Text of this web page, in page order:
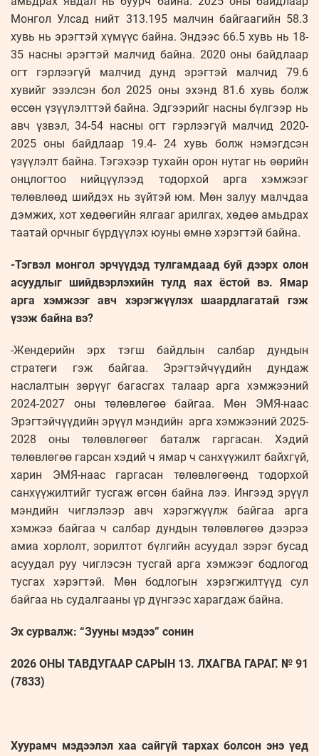
Монгол Улсад нийт 313.195 малчин байгаагийн 58.3
хувь нь эрэгтэй хүмүүс байна. Эндээс 66.5 хувь нь 18-
35 насны эрэгтэй малчид байна. 2020 оны байдлаар
огт гэрлээгүй малчид дунд эрэгтэй малчид 79.6
хувийг эзэлсэн бол 2025 оны эхэнд 81.6 хувь болж
өссөн үзүүлэлттэй байна. Эдгээрийг насны бүлгээр нь
авч үзвэл, 34-54 насны огт гэрлээгүй малчид 2020-
2025 оны байдлаар 19.4- 24 хувь болж нэмэгдсэн
үзүүлэлт байна. Тэгэхээр тухайн орон нутаг нь өөрийн
онцлогтоо нийцүүлээд тодорхой арга хэмжээг
төлөвлөөд шийдэх нь зүйтэй юм. Мөн залуу малчдаа
дэмжих, хот хөдөөгийн ялгааг арилгах, хөдөө амьдрах
таатай орчныг бүрдүүлэх юуны өмнө хэрэгтэй байна.
-Тэгвэл монгол эрчүүдэд тулгамдаад буй дээрх олон
асуудлыг шийдвэрлэхийн тулд яах ёстой вэ. Ямар
арга хэмжээг авч хэрэгжүүлэх шаардлагатай гэж
үзэж байна вэ?
-Жендерийн эрх тэгш байдлын салбар дундын
стратеги гэж байгаа. Эрэгтэйчүүдийн дундаж
наслалтын зөрүүг багасгах талаар арга хэмжээний
2024-2027 оны төлөвлөгөө байгаа. Мөн ЭМЯ-наас
Эрэгтэйчүүдийн эрүүл мэндийн арга хэмжээний 2025-
2028 оны төлөвлөгөөг баталж гаргасан. Хэдий
төлөвлөгөө гарсан хэдий ч ямар ч санхүүжилт байхгүй,
харин ЭМЯ-наас гаргасан төлөвлөгөөнд тодорхой
санхүүжилтийг тусгаж өгсөн байна лээ. Ингээд эрүүл
мэндийн чиглэлээр авч хэрэгжүүлж байгаа арга
хэмжээ байгаа ч салбар дундын төлөвлөгөө дээрээ
амиа хорлолт, зорилтот бүлгийн асуудал зэрэг бусад
асуудал руу чиглэсэн тусгай арга хэмжээг бодлогод
тусгах хэрэгтэй. Мөн бодлогын хэрэгжилтүүд сул
байгаа нь судалгааны үр дүнгээс харагдаж байна.
Эх сурвалж: “Зууны мэдээ” сонин
2026 ОНЫ ТАВДУГААР САРЫН 13. ЛХАГВА ГАРАГ. № 91
(7833)
Хуурамч мэдээлэл хаа сайгүй тархах болсон энэ үед